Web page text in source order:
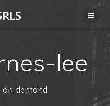
al
lee
demand